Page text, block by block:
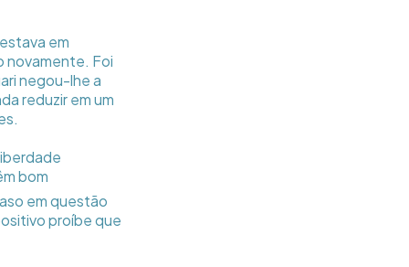
em
novamente. Foi
negou-lhe a
reduzir em um
bom
em questão
proíbe que